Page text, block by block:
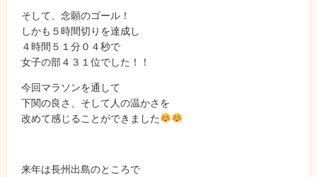
そして、念願のゴール！
しかも５時間切りを達成し
４時間５１分０４秒で
女子の部４３１位でした！！
今回マラソンを通して
下関の良さ、そして人の温かさを
改めて感じることができました
来年は長州出島のところで